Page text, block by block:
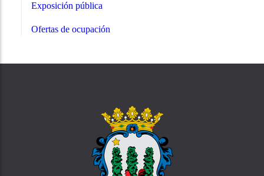
Exposición pública
Ofertas de ocupación